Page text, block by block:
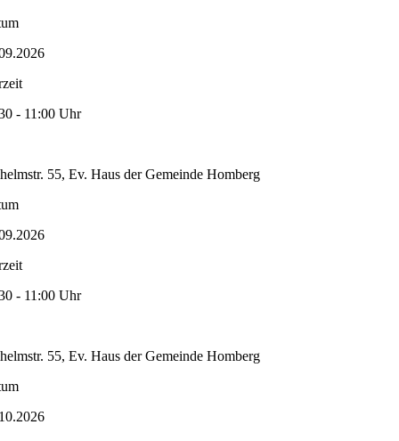
- 11:00 Uhr
55, Ev. Haus der Gemeinde Homberg
- 11:00 Uhr
55, Ev. Haus der Gemeinde Homberg